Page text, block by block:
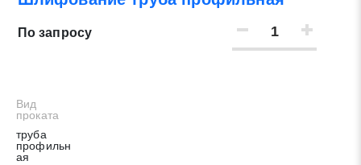
По запросу
Вид
проката
труба
профильн
ая